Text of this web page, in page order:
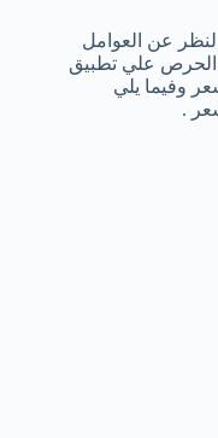
عن العوامل
الحرص علي تطبيق
وفيما يلي
.